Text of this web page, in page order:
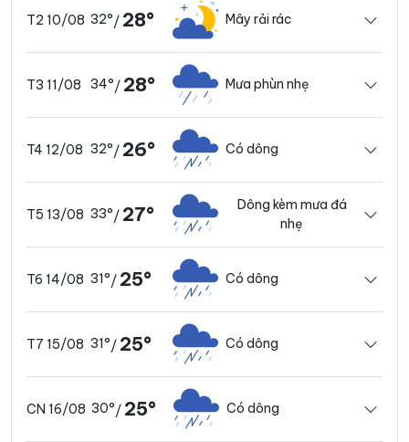
T2 10/08 32°/ 28° Mây rải rác
T3 11/08 34°/ 28° Mưa phùn nhẹ
T4 12/08 32°/ 26° Có dông
T5 13/08 33°/ 27°
Dông kèm mưa đá
nhẹ
T6 14/08 31°/ 25° Có dông
T7 15/08 31°/ 25° Có dông
CN 16/08 30°/ 25° Có dông